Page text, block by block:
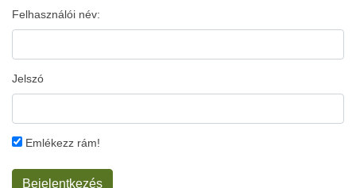
Felhasználói név:
Jelszó
Emlékezz rám!